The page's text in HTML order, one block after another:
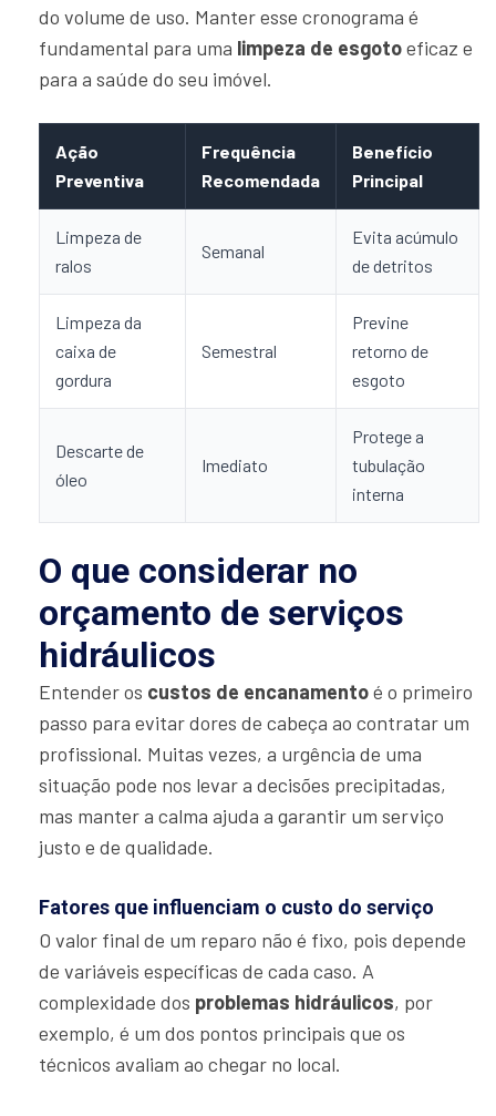
do volume de uso. Manter esse cronograma é
fundamental para uma limpeza de esgotoeficaz e
para a saúde do seu imóvel.
Ação
Preventiva
Frequência
Recomendada
Benefício
Principal
Limpeza de
ralos
Semanal
Evita acúmulo
de detritos
Limpeza da
caixa de
gordura
Semestral
Previne
retorno de
esgoto
Descarte de
óleo
Imediato
Protege a
tubulação
interna
O que considerar no
orçamento de serviços
hidráulicos
Entender os custos de encanamentoé o primeiro
passo para evitar dores de cabeça ao contratar um
profissional. Muitas vezes, a urgência de uma
situação pode nos levar a decisões precipitadas,
mas manter a calma ajuda a garantir um serviço
justo e de qualidade.
Fatores que influenciam o custo do serviço
O valor final de um reparo não é fixo, pois depende
de variáveis específicas de cada caso. A
complexidade dos problemas hidráulicos, por
exemplo, é um dos pontos principais que os
técnicos avaliam ao chegar no local.